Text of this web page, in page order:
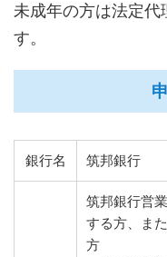
未成年の方は法定
す。
銀行名 筑邦銀行
筑邦銀行営
する方、ま
方